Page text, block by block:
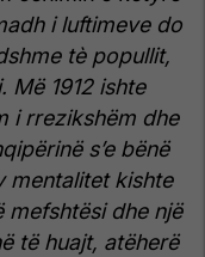
i luftimeve do
tè popullit,
Më 1912 ishte
i rrezikshëm dhe
s’e bënë
mentalitet kishte
mefshtësi dhe një
të huajt, atëherë